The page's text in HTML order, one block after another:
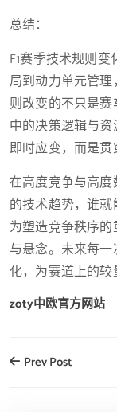
总结：
F1赛季技术规则
局到动力单元管
则改变的不只是
中的决策逻辑与
即时应变，而是贯
在高度竞争与高
的技术趋势，谁
为塑造竞争秩序
与悬念。未来每
化，为赛道上的较
zoty中欧官方网站
Prev Post